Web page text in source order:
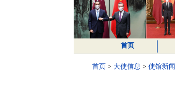
首页
首页 > 大使信息 > 使馆新闻